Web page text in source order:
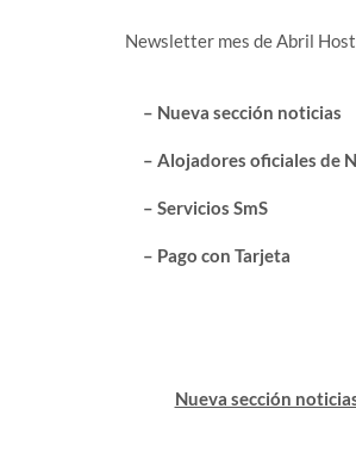
Newsletter mes de Abril
– Nueva sección noticias
– Alojadores oficiales de
– Servicios SmS
– Pago con Tarjeta
Nueva sección